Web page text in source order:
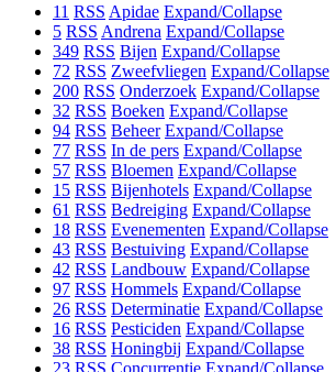
11 RSS Apidae Expand/Collapse
5 RSS Andrena Expand/Collapse
349 RSS Bijen Expand/Collapse
72 RSS Zweefvliegen Expand/Collapse
200 RSS Onderzoek Expand/Collapse
32 RSS Boeken Expand/Collapse
94 RSS Beheer Expand/Collapse
77 RSS In de pers Expand/Collapse
57 RSS Bloemen Expand/Collapse
15 RSS Bijenhotels Expand/Collapse
61 RSS Bedreiging Expand/Collapse
18 RSS Evenementen Expand/Collapse
43 RSS Bestuiving Expand/Collapse
42 RSS Landbouw Expand/Collapse
97 RSS Hommels Expand/Collapse
26 RSS Determinatie Expand/Collapse
16 RSS Pesticiden Expand/Collapse
38 RSS Honingbij Expand/Collapse
23 RSS Concurrentie Expand/Collapse